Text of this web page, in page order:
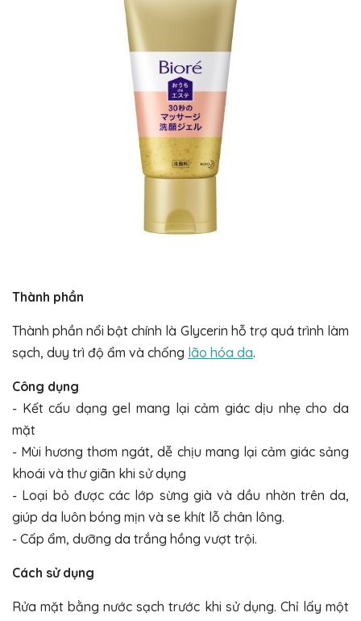
Thành phần
Thành phần nổi bật chính là Glycerin hỗ trợ quá trình làm
sạch, duy trì độ ẩm và chống lão hóa da.
Công dụng
- Kết cấu dạng gel mang lại cảm giác dịu nhẹ cho da
mặt
- Mùi hương thơm ngát, dễ chịu mang lại cảm giác sảng
khoái và thư giãn khi sử dụng
- Loại bỏ được các lớp sừng già và dầu nhờn trên da,
giúp da luôn bóng mịn và se khít lỗ chân lông.
- Cấp ẩm, dưỡng da trắng hồng vượt trội.
Cách sử dụng
Rửa mặt bằng nước sạch trước khi sử dụng. Chỉ lấy một